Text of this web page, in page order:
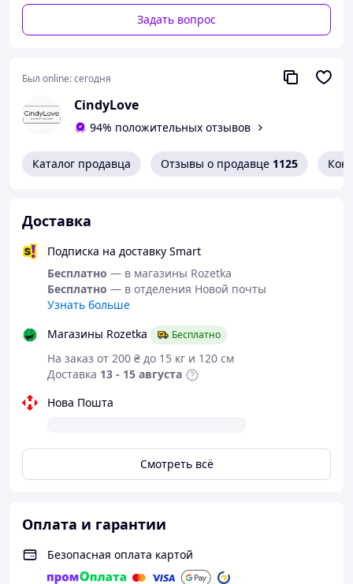
Тип: женский бюстгальтер
Форма чашки: анжелика (балконет)
Эффект: push-up
Цвет: черный, бежевый
Размер: 32(70), 34(75), 36(80), 38(85)
Преимущества
Формирует красивый и аккуратный силуэт
Кружевной дизайн выглядит изящно
Базовые цвета легко сочетаются с
гардеробом
Комфортен для повседневного ношения и
особых случаев
Задать вопрос
Был online:сегодня
CindyLove
94% положительных отзывов
Каталог продавца Отзывы о продавце 1125
Доставка
Подписка на доставку Smart
Бесплатно — в магазины Rozetka
Бесплатно — в отделения Новой почты
Узнать больше
Магазины Rozetka
Бесплатно
На заказ от 200 ₴ до 15 кг и 120 см
Доставка 13 - 15 августа
Нова Пошта
Смотреть всё
Оплата и гарантии
Безопасная оплата картой